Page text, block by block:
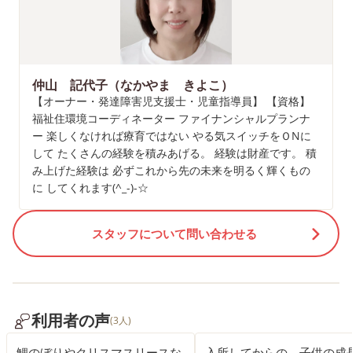
仲山 記代子（なかやま きよこ）
【オーナー・発達障害児支援士・児童指導員】 【資格】
福祉住環境コーディネーター ファイナンシャルプランナ
ー 楽しくなければ療育ではない やる気スイッチをＯNに
して たくさんの経験を積みあげる。 経験は財産です。 積
み上げた経験は 必ずこれから先の未来を明るく輝くもの
に してくれます(^_-)-☆
スタッフについて問い合わせる
利用者の声(3人)